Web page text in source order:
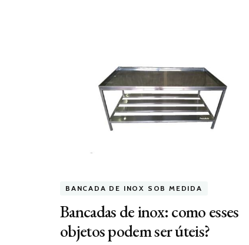
BANCADA DE INOX SOB MEDIDA
Bancadas de inox: como esses
objetos podem ser úteis?